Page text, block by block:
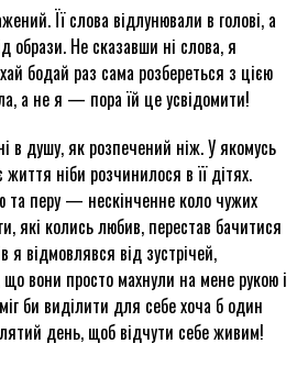
Її слова відлунювали в голові, а
образи. Не сказавши ні слова, я
бодай раз сама розбереться з цією
а не я — пора їй це усвідомити!
в душу, як розпечений ніж. У якомусь
ніби розчинилося в її дітях.
перу — нескінченне коло чужих
які колись любив, перестав бачитися
я відмовлявся від зустрічей,
вони просто махнули на мене рукою і
би виділити для себе хоча б один
день, щоб відчути себе живим!